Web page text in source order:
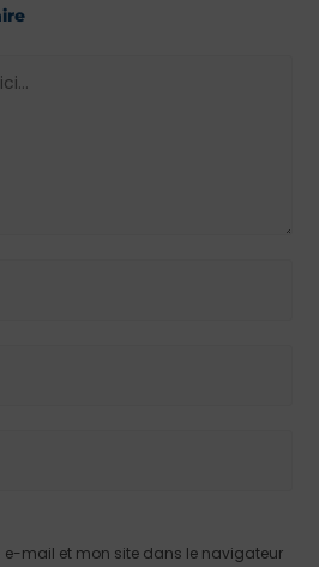
e-mail et mon site dans le navigateur